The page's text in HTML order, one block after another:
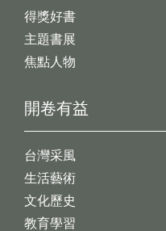
開卷有益
台灣采風
生活藝術
文化歷史
教育學習
得獎好書
主題書展
焦點人物